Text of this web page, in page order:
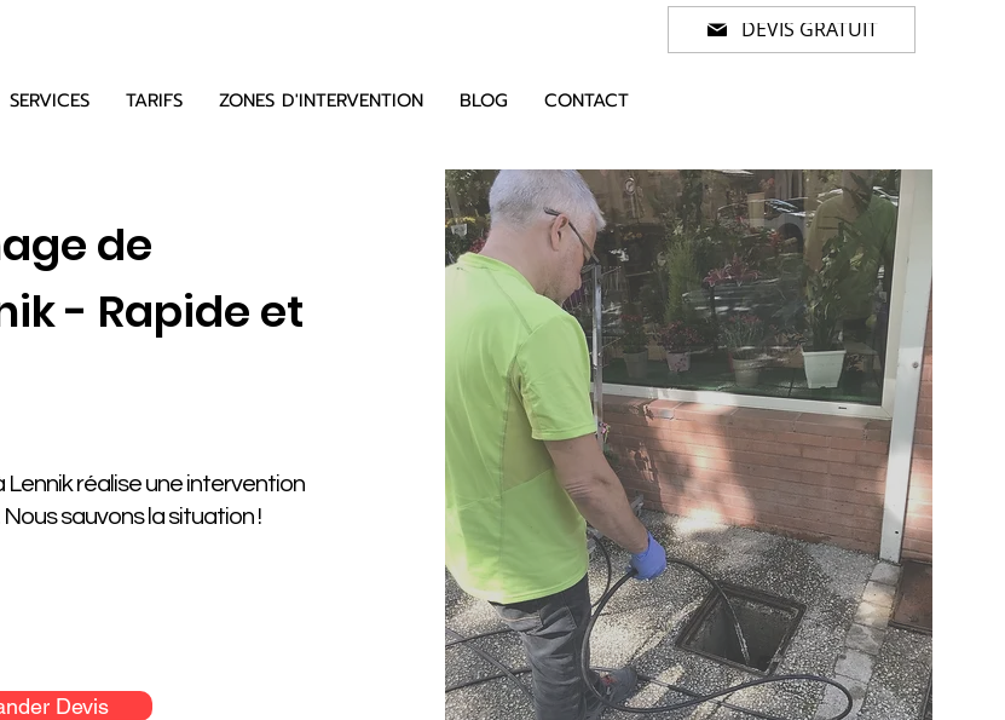
DEVIS GRATUIT
SERVICES TARIFS ZONES D'INTERVENTION BLOG CONTACT
de
- Rapide et
réalise une intervention
sauvons la situation !
Devis